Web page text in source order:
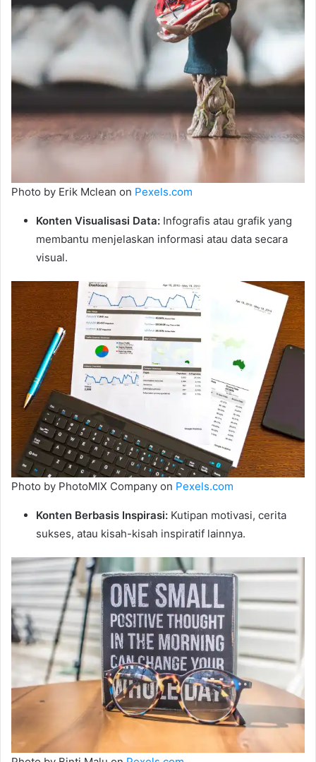
Photo by Erik Mclean on Pexels.com
Konten Visualisasi Data: Infografis atau grafik yang
membantu menjelaskan informasi atau data secara
visual.
Photo by PhotoMIX Company on Pexels.com
Konten Berbasis Inspirasi: Kutipan motivasi, cerita
sukses, atau kisah-kisah inspiratif lainnya.